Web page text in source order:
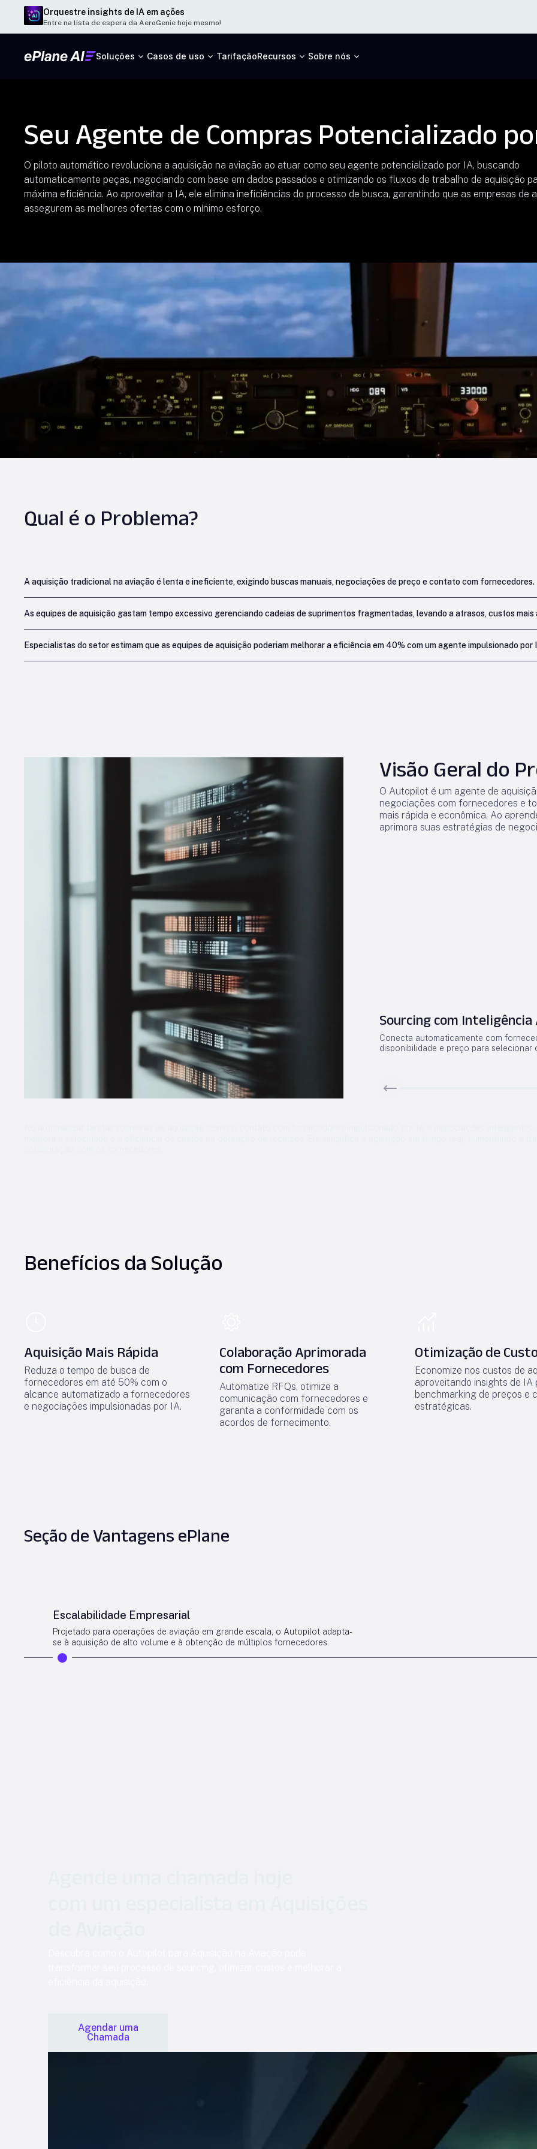
Orquestre insights de IA em ações
Entre na lista de espera da AeroGenie hoje mesmo!
Soluções Casos de uso TarifaçãoRecursos Sobre nós
Seu Agente de Compras Potencializado
O piloto automático revoluciona a aquisição na aviação ao atuar como seu agente potencializado por IA, buscando
automaticamente peças, negociando com base em dados passados e otimizando os fluxos de trabalho de aquisição
máxima eficiência. Ao aproveitar a IA, ele elimina ineficiências do processo de busca, garantindo que as empresas de
assegurem as melhores ofertas com o mínimo esforço.
Qual é o Problema?
A aquisição tradicional na aviação é lenta e ineficiente, exigindo buscas manuais, negociações de preço e contato com fornecedores.
As equipes de aquisição gastam tempo excessivo gerenciando cadeias de suprimentos fragmentadas, levando a atrasos, custos
Especialistas do setor estimam que as equipes de aquisição poderiam melhorar a eficiência em 40% com um agente impulsionado
Visão Geral do
O Autopilot é um agente de
negociações com fornecedores e
mais rápida e econômica. Ao
aprimora suas estratégias de
Sourcing com
Conecta automaticamente com
disponibilidade e preço para
Benefícios da Solução
Aquisição Mais Rápida
Reduza o tempo de busca de
fornecedores em até 50% com o
alcance automatizado a fornecedores
e negociações impulsionadas por IA.
Colaboração Aprimorada
com Fornecedores
Automatize RFQs, otimize a
comunicação com fornecedores e
garanta a conformidade com os
acordos de fornecimento.
Otimização de
Economize nos custos de
aproveitando insights de IA
benchmarking de preços e
estratégicas.
Seção de Vantagens ePlane
Escalabilidade Empresarial
Projetado para operações de aviação em grande escala, o Autopilot adapta-
se à aquisição de alto volume e à obtenção de múltiplos fornecedores.
Agendar uma
Chamada